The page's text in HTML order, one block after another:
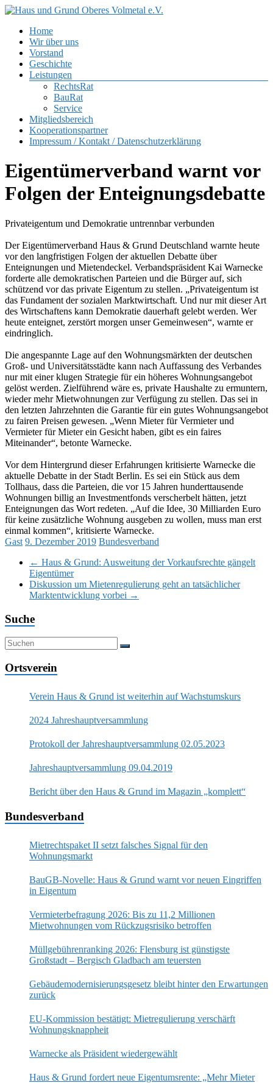
Zum
springen
Haus
und
Grund
Oberes
Volmetal
Menü
Home
Wir über uns
Vorstand
Geschichte
Leistungen
RechtsRat
BauRat
Service
Mitgliedsbereich
Kooperationspartner
Impressum / Kontakt / Datenschutzerklärung
Eigentümerverband warnt vor
Folgen der Enteignungsdebatte
Privateigentum und Demokratie untrennbar verbunden
Der Eigentümerverband Haus & Grund Deutschland warnte heute
vor den langfristigen Folgen der aktuellen Debatte über
Enteignungen und Mietendeckel. Verbandspräsident Kai Warnecke
forderte alle demokratischen Parteien und die Bürger auf, sich
schützend vor das private Eigentum zu stellen. „Privateigentum ist
das Fundament der sozialen Marktwirtschaft. Und nur mit dieser Art
des Wirtschaftens kann Demokratie dauerhaft gelebt werden. Wer
heute enteignet, zerstört morgen unser Gemeinwesen“, warnte er
eindringlich.
Die angespannte Lage auf den Wohnungsmärkten der deutschen
Groß- und Universitätsstädte kann nach Auffassung des Verbandes
nur mit einer klugen Strategie für ein höheres Wohnungsangebot
gelöst werden. Zielführend wäre es, private Haushalte zu ermuntern,
wieder mehr Mietwohnungen zur Verfügung zu stellen. Das sei in
den letzten Jahrzehnten die Garantie für ein gutes Wohnungsangebot
zu fairen Preisen gewesen. „Wenn Mieter für Vermieter und
Vermieter für Mieter ein Gesicht haben, gibt es ein faires
Miteinander“, betonte Warnecke.
Vor dem Hintergrund dieser Erfahrungen kritisierte Warnecke die
aktuelle Debatte in der Stadt Berlin. Es sei ein Stück aus dem
Tollhaus, dass die Parteien, die vor 15 Jahren hunderttausende
Wohnungen billig an Investmentfonds verscherbelt hätten, jetzt
Enteignungen das Wort redeten. „Auf die Idee, 30 Milliarden Euro
für keine zusätzliche Wohnung ausgeben zu wollen, muss man erst
einmal kommen“, kritisierte Warnecke.
Gast 9. Dezember 2019 Bundesverband
← Haus & Grund: Ausweitung der Vorkaufsrechte gängelt
Eigentümer
Diskussion um Mietenregulierung geht an tatsächlicher
Marktentwicklung vorbei →
Suche
Ortsverein
Verein Haus & Grund ist weiterhin auf Wachstumskurs
2024 Jahreshauptversammlung
Protokoll der Jahreshauptversammlung 02.05.2023
Jahreshauptversammlung 09.04.2019
Bericht über den Haus & Grund im Magazin „komplett“
Bundesverband
Mietrechtspaket II setzt falsches Signal für den
Wohnungsmarkt
BauGB-Novelle: Haus & Grund warnt vor neuen Eingriffen
in Eigentum
Vermieterbefragung 2026: Bis zu 11,2 Millionen
Mietwohnungen vom Rückzugsrisiko betroffen
Müllgebührenranking 2026: Flensburg ist günstigste
Großstadt – Bergisch Gladbach am teuersten
Gebäudemodernisierungsgesetz bleibt hinter den Erwartungen
zurück
EU-Kommission bestätigt: Mietregulierung verschärft
Wohnungsknappheit
Warnecke als Präsident wiedergewählt
Haus & Grund fordert neue Eigentumsrente: „Mehr Mieter